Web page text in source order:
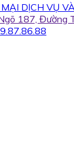
DỊCH VỤ
187, Đường